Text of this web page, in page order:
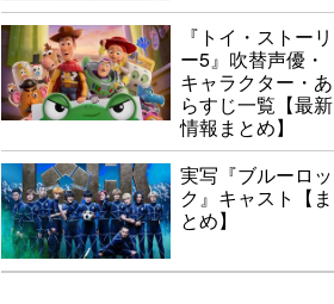
『トイ・ストーリ
ー5』吹替声優・
キャラクター・あ
らすじ一覧【最新
情報まとめ】
実写『ブルーロッ
ク』キャスト【ま
とめ】